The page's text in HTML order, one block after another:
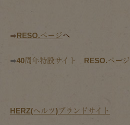
⇒RESO.ページへ
⇒40周年特設サイト RESO.ページ
HERZ(ヘルツ)ブランドサイト